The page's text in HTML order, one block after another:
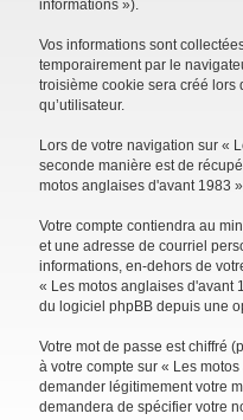
informations »).
Vos informations sont
temporairement par le
troisième cookie sera créé lors
qu’utilisateur.
Lors de votre navigation sur «
seconde manière est de
motos anglaises d'avant 1983
Votre compte contiendra au
et une adresse de courriel
informations, en-dehors de
« Les motos anglaises d'avant
du logiciel phpBB depuis une
Votre mot de passe est chiffré
à votre compte sur « Les
demander légitimement votre
demandera de spécifier votre